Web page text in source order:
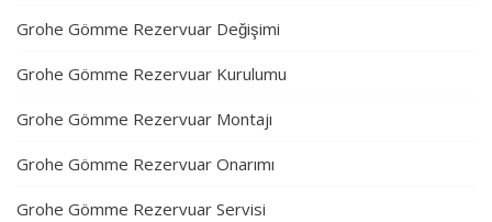
Grohe Gömme Rezervuar Değişimi
Grohe Gömme Rezervuar Kurulumu
Grohe Gömme Rezervuar Montajı
Grohe Gömme Rezervuar Onarımı
Grohe Gömme Rezervuar Servisi